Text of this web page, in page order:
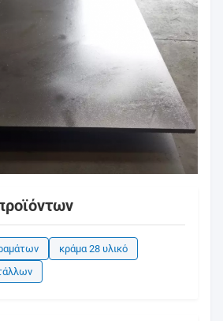
κράμα 28 υλικό